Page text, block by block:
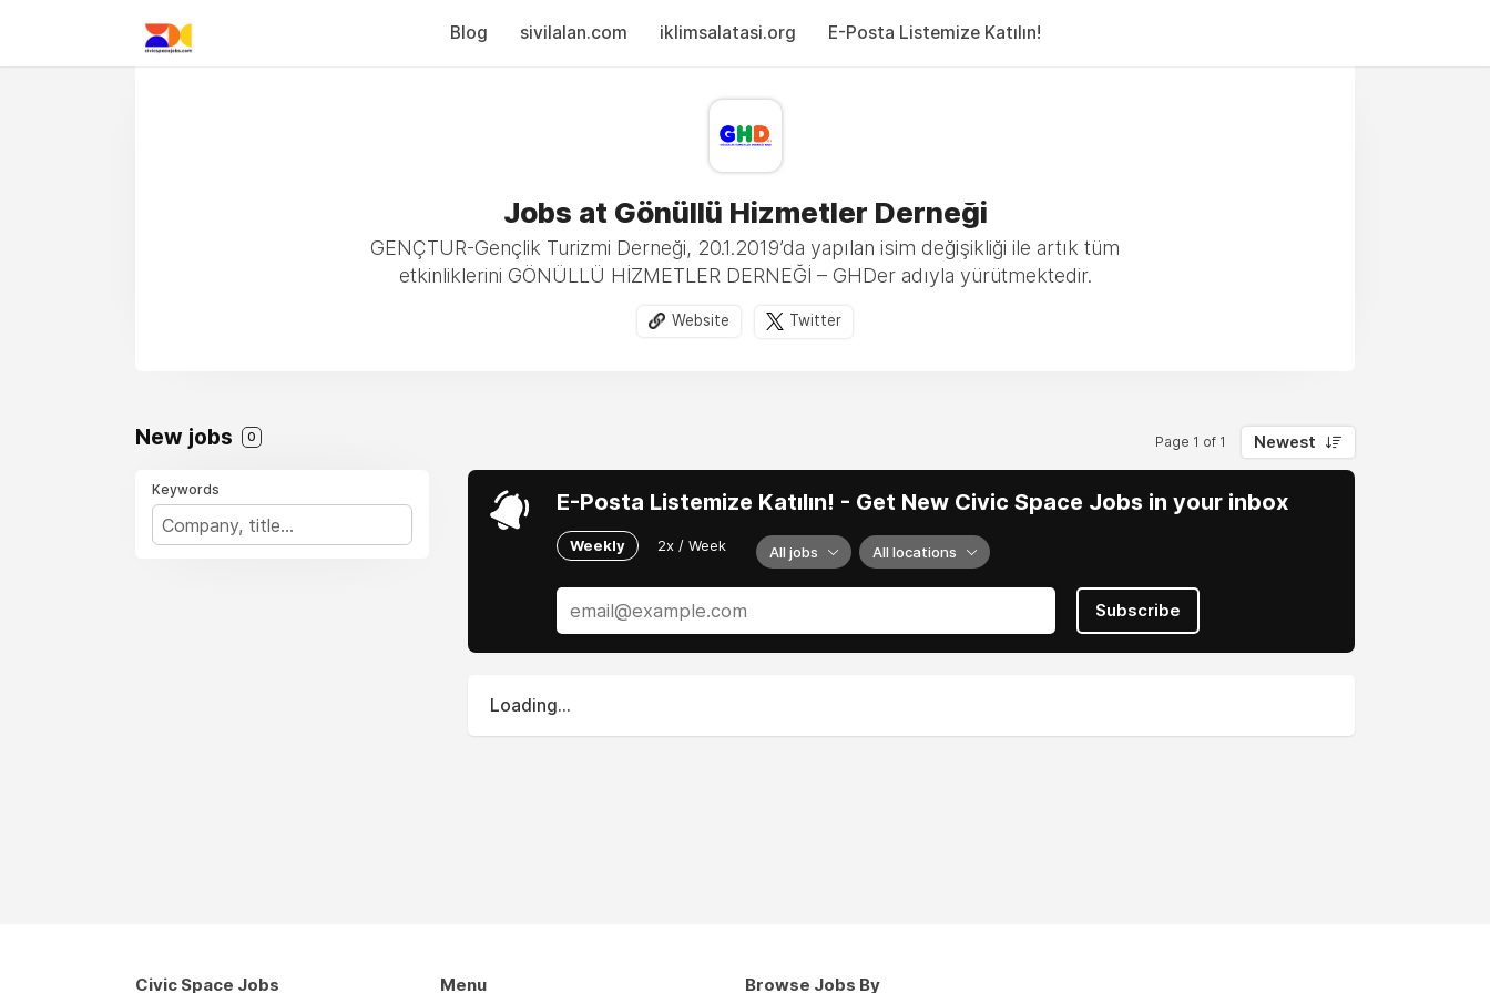
Blog sivilalan.com iklimsalatasi.org E-Posta Listemize Katılın!
Jobs at Gönüllü Hizmetler Derneği
GENÇTUR-Gençlik Turizmi Derneği, 20.1.2019’da yapılan isim değişikliği ile artık tüm
etkinliklerini GÖNÜLLÜ HİZMETLER DERNEĞİ – GHDer adıyla yürütmektedir.
Website Twitter
New jobs 0 Page 1 of 1 Newest
Keywords E-Posta Listemize Katılın! - Get New Civic Space Jobs in your inbox
Weekly 2x / Week All jobs All locations
Subscribe
Loading...
Civic Space Jobs Menu Browse Jobs By